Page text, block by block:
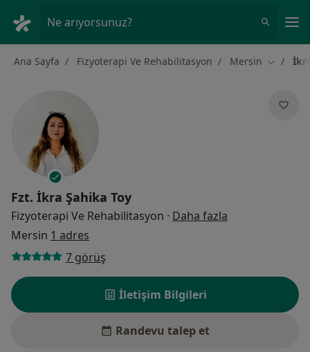
Ne arıyorsunuz?
Ana Sayfa Fizyoterapi Ve Rehabilitasyon Mersin Şehir
Fzt. İkra Şahika Toy
Fizyoterapi Ve Rehabilitasyon · Daha fazla
Mersin 1 adres
7 görüş
İletişim Bilgileri
Randevu talep et